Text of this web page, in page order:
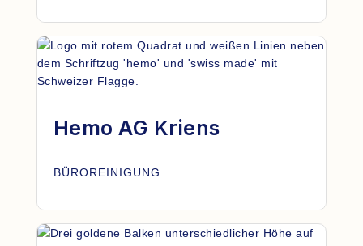
Hemo AG Kriens
BÜROREINIGUNG